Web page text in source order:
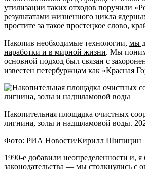
утилизации таких отходов поручили
результатами жизненного цикла
простите за такое простецкое слово,
Накопив необходимые технологии, мы
наработки и в мирной жизни. Мы
основной подход был связан с
известен петербуржцам как «Красная
Накопительная площадка очистных
лигнина, золы и надшламовой воды.
Фото: РИА Новости/Кирилл Шипицин
1990-е добавили неопределенности и,
законодательства — мы столкнулись с